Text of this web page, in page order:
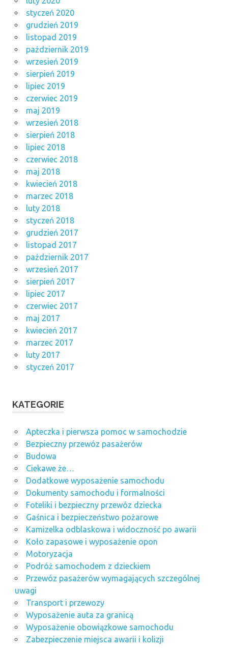
styczeń 2020
grudzień 2019
listopad 2019
październik 2019
wrzesień 2019
sierpień 2019
lipiec 2019
czerwiec 2019
maj 2019
wrzesień 2018
sierpień 2018
lipiec 2018
czerwiec 2018
maj 2018
kwiecień 2018
marzec 2018
luty 2018
styczeń 2018
grudzień 2017
listopad 2017
październik 2017
wrzesień 2017
sierpień 2017
lipiec 2017
czerwiec 2017
maj 2017
kwiecień 2017
marzec 2017
luty 2017
styczeń 2017
KATEGORIE
Apteczka i pierwsza pomoc w samochodzie
Bezpieczny przewóz pasażerów
Budowa
Ciekawe że…
Dodatkowe wyposażenie samochodu
Dokumenty samochodu i formalności
Foteliki i bezpieczny przewóz dziecka
Gaśnica i bezpieczeństwo pożarowe
Kamizelka odblaskowa i widoczność po awarii
Koło zapasowe i wyposażenie opon
Motoryzacja
Podróż samochodem z dzieckiem
Przewóz pasażerów wymagających szczególnej
uwagi
Transport i przewozy
Wyposażenie auta za granicą
Wyposażenie obowiązkowe samochodu
Zabezpieczenie miejsca awarii i kolizji